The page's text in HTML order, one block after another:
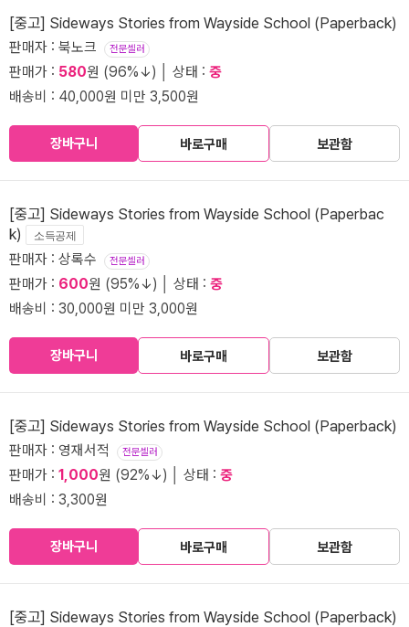
[중고] Sideways Stories from Wayside School (Paperback)
판매자 : 북노크 전문셀러
판매가 : 580원 (96%↓) │ 상태 : 중
배송비 : 40,000원 미만 3,500원
장바구니 바로구매 보관함
[중고] Sideways Stories from Wayside School (Paperbac
k)
소득공제
판매자 : 상록수 전문셀러
판매가 : 600원 (95%↓) │ 상태 : 중
배송비 : 30,000원 미만 3,000원
장바구니 바로구매 보관함
[중고] Sideways Stories from Wayside School (Paperback)
판매자 : 영재서적 전문셀러
판매가 : 1,000원 (92%↓) │ 상태 : 중
배송비 : 3,300원
장바구니 바로구매 보관함
[중고] Sideways Stories from Wayside School (Paperback)